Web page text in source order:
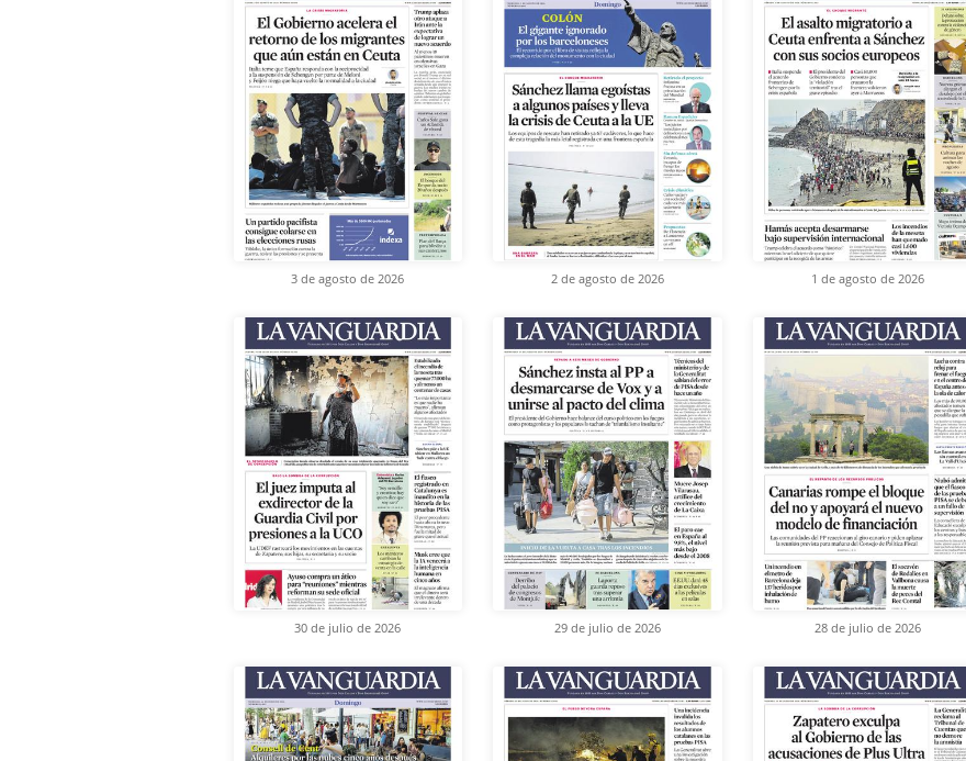
3 de agosto de 2026 2 de agosto de 2026 1 de agosto de 2026
30 de julio de 2026 29 de julio de 2026 28 de julio de 2026